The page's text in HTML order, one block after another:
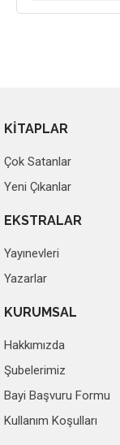
KİTAPLAR
Çok Satanlar
Yeni Çıkanlar
EKSTRALAR
Yayınevleri
Yazarlar
KURUMSAL
Hakkımızda
Şubelerimiz
Bayi Başvuru Formu
Kullanım Koşulları